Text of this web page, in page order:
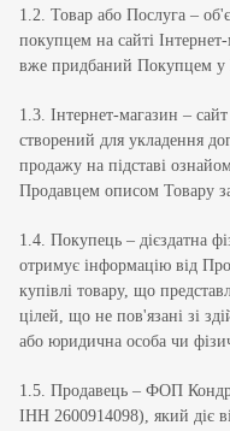
1.2. Товар або Послуга –
покупцем на сайті
вже придбаний Покупцем у
1.3. Інтернет-магазин –
створений для укладення
продажу на підставі
Продавцем описом Товару
1.4. Покупець – дієздатна
отримує інформацію від
купівлі товару, що
цілей, що не пов'язані зі
або юридична особа чи
1.5. Продавець – ФОП
ІНН 2600914098), який діє